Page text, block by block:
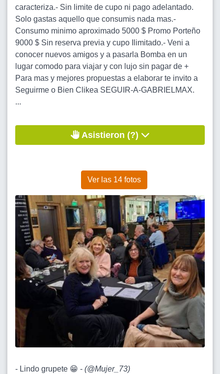
caracteriza.- Sin limite de cupo ni pago adelantado.
Solo gastas aquello que consumis nada mas.-
Consumo minimo aproximado 5000 $ Promo Porteño
9000 $ Sin reserva previa y cupo Ilimitado.- Veni a
conocer nuevos amigos y a pasarla Bomba en un
lugar comodo para viajar y con lujo sin pagar de +
Para mas y mejores propuestas a elaborar te invito a
Seguirme o Bien Clikea SEGUIR-A-GABRIELMAX.
...
Asistieron (?)
Ver las 14 fotos
- Lindo grupete 😁 - (@Mujer_73)